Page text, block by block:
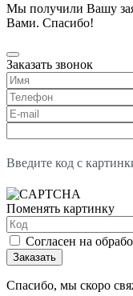
Мы получили Вашу
Вами. Спасибо!
Заказать звонок
Введите код с
Поменять картинку
Согласен на
Заказать
Спасибо, мы скоро